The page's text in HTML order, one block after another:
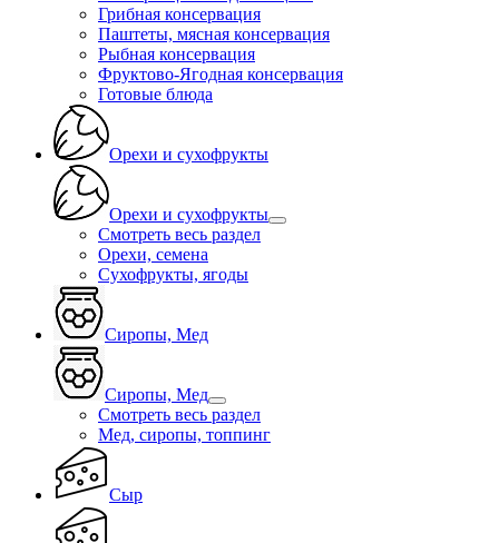
Грибная консервация
Паштеты, мясная консервация
Рыбная консервация
Фруктово-Ягодная консервация
Готовые блюда
Орехи и сухофрукты
Орехи и сухофрукты
Смотреть весь раздел
Орехи, семена
Сухофрукты, ягоды
Сиропы, Мед
Сиропы, Мед
Смотреть весь раздел
Мед, сиропы, топпинг
Сыр